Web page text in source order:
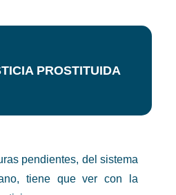
PROSTITUIDA
pendientes, del sistema
tiene que ver con la